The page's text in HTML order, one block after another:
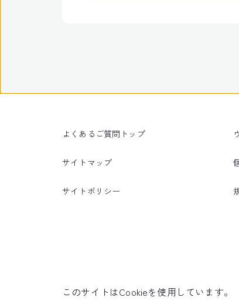
よくあるご質問トップ
サイトマップ
サイトポリシー
このサイトはCookieを使用しています。